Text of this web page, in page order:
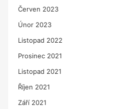
Červen 2023
Únor 2023
Listopad 2022
Prosinec 2021
Listopad 2021
Říjen 2021
Září 2021